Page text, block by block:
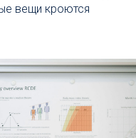
вещи кроются